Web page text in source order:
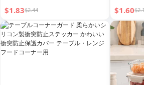
ブラシ 隙間 コンロ レンジフー
ドブラシ キッチンツール クリ
ーニングブラシ
$1.83$2.44
用 家庭
特大パッ
シュ
$1.60